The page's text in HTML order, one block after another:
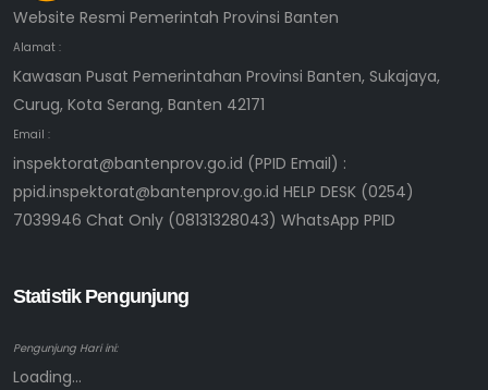
Website Resmi Pemerintah Provinsi Banten
Alamat :
Kawasan Pusat Pemerintahan Provinsi Banten, Sukajaya,
Curug, Kota Serang, Banten 42171
Email :
inspektorat@bantenprov.go.id (PPID Email) :
ppid.inspektorat@bantenprov.go.id HELP DESK (0254)
7039946 Chat Only (08131328043) WhatsApp PPID
Statistik Pengunjung
Pengunjung Hari ini:
Loading...